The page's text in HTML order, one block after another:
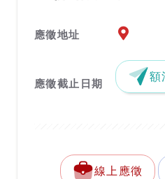
應徵地址 應徵地址
應徵截止日期 額
線上應徵